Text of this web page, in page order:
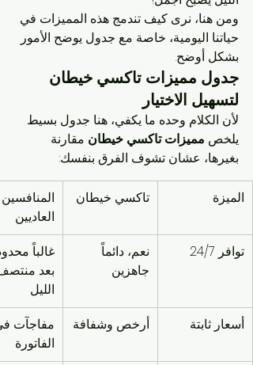
ومن هنا، نرى كيف تندمج هذه المميزات في
حياتنا اليومية، خاصة مع جدول يوضح الأمور
بشكل أوضح.
جدول مميزات تاكسي خيطان
لتسهيل الاختيار
لأن الكلام وحده ما يكفي، هنا جدول بسيط
يلخص مميزات تاكسي خيطان مقارنة
بغيرها، عشان تشوف الفرق بنفسك:
الميزة تاكسي خيطان
العاديين
توافر 24/7
نعم، دائماً
جاهزين
غالباً
بعد
الليل
أسعار ثابتة
أرخص وشفافة
مفاجآت
الفاتورة